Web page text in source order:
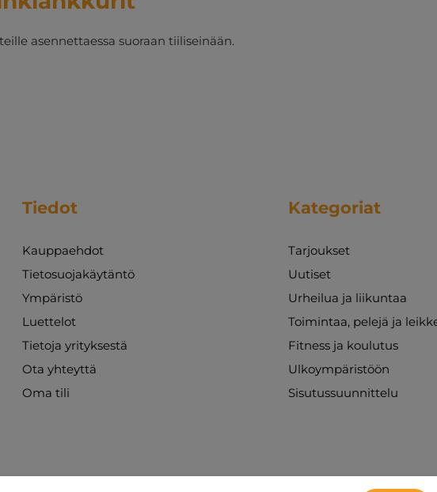
asennettaessa suoraan tiiliseinään.
Tiedot
Kauppaehdot
Tietosuojakäytäntö
Ympäristö
Luettelot
Tietoja yrityksestä
Ota yhteyttä
Oma tili
Kategoriat
Tarjoukset
Uutiset
Urheilua ja liikuntaa
Toimintaa, pelejä ja
Fitness ja koulutus
Ulkoympäristöön
Sisutussuunnittelu